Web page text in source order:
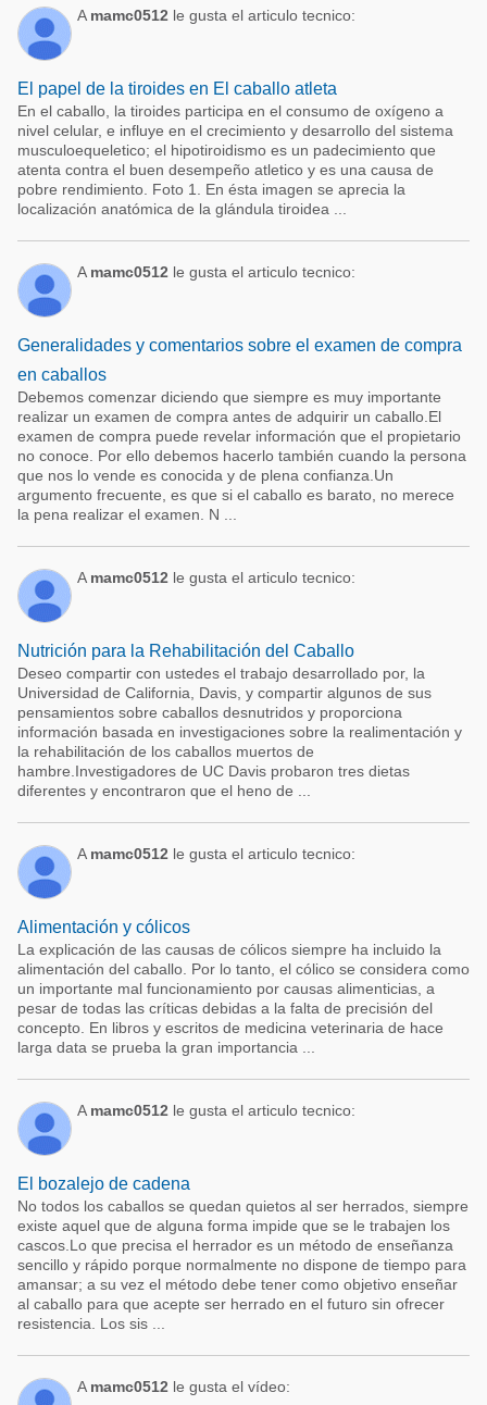
A mamc0512 le gusta el articulo tecnico:
El papel de la tiroides en El caballo atleta
En el caballo, la tiroides participa en el consumo de oxígeno a
nivel celular, e influye en el crecimiento y desarrollo del sistema
musculoequeletico; el hipotiroidismo es un padecimiento que
atenta contra el buen desempeño atletico y es una causa de
pobre rendimiento. Foto 1. En ésta imagen se aprecia la
localización anatómica de la glándula tiroidea ...
A mamc0512 le gusta el articulo tecnico:
Generalidades y comentarios sobre el examen de compra
en caballos
Debemos comenzar diciendo que siempre es muy importante
realizar un examen de compra antes de adquirir un caballo.El
examen de compra puede revelar información que el propietario
no conoce. Por ello debemos hacerlo también cuando la persona
que nos lo vende es conocida y de plena confianza.Un
argumento frecuente, es que si el caballo es barato, no merece
la pena realizar el examen. N ...
A mamc0512 le gusta el articulo tecnico:
Nutrición para la Rehabilitación del Caballo
Deseo compartir con ustedes el trabajo desarrollado por, la
Universidad de California, Davis, y compartir algunos de sus
pensamientos sobre caballos desnutridos y proporciona
información basada en investigaciones sobre la realimentación y
la rehabilitación de los caballos muertos de
hambre.Investigadores de UC Davis probaron tres dietas
diferentes y encontraron que el heno de ...
A mamc0512 le gusta el articulo tecnico:
Alimentación y cólicos
La explicación de las causas de cólicos siempre ha incluido la
alimentación del caballo. Por lo tanto, el cólico se considera como
un importante mal funcionamiento por causas alimenticias, a
pesar de todas las críticas debidas a la falta de precisión del
concepto. En libros y escritos de medicina veterinaria de hace
larga data se prueba la gran importancia ...
A mamc0512 le gusta el articulo tecnico:
El bozalejo de cadena
No todos los caballos se quedan quietos al ser herrados, siempre
existe aquel que de alguna forma impide que se le trabajen los
cascos.Lo que precisa el herrador es un método de enseñanza
sencillo y rápido porque normalmente no dispone de tiempo para
amansar; a su vez el método debe tener como objetivo enseñar
al caballo para que acepte ser herrado en el futuro sin ofrecer
resistencia. Los sis ...
A mamc0512 le gusta el vídeo: